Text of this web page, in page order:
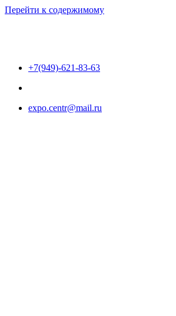
Перейти к содержимому
+7(949)-621-83-63
expo.centr@mail.ru